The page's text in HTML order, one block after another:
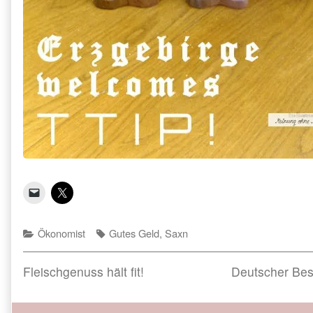
Categories
Ökonomist Tags
Gutes Geld, Saxn
Beitragsnavigation
Previous
Fleischgenuss hält fit!
Next
Deutscher